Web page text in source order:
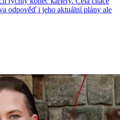
odpověď i jeho aktuální plány ale